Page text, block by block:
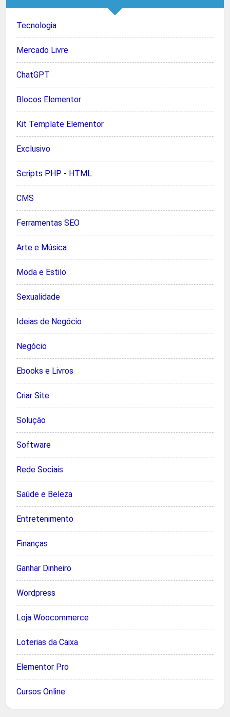
Tecnologia
Mercado Livre
ChatGPT
Blocos Elementor
Kit Template Elementor
Exclusivo
Scripts PHP - HTML
CMS
Ferramentas SEO
Arte e Música
Moda e Estilo
Sexualidade
Ideias de Negócio
Negócio
Ebooks e Livros
Criar Site
Solução
Software
Rede Sociais
Saúde e Beleza
Entretenimento
Finanças
Ganhar Dinheiro
Wordpress
Loja Woocommerce
Loterias da Caixa
Elementor Pro
Cursos Online